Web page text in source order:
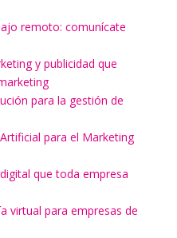
remoto: comunícate
y publicidad que
para la gestión de
para el Marketing
que toda empresa
virtual para empresas de